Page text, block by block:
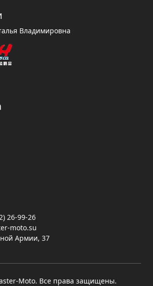
Владимировна
26-99-26
moto.su
Армии, 37
Все права защищены.